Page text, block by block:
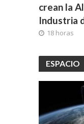
crean la
Industria
18 horas
ESPACIO